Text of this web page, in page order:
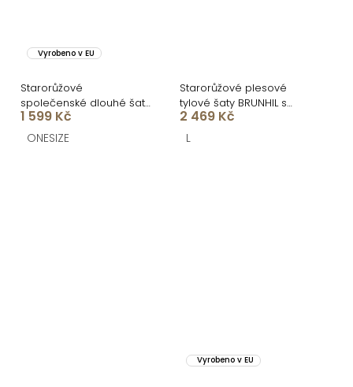
Vyrobeno v EU
Starorůžové
společenské dlouhé šaty
SYCHAEUS bez ramínek
1 599 Kč
ONESIZE
Starorůžové plesové
tylové šaty BRUNHIL s
volánky
2 469 Kč
L
Vyrobeno v EU